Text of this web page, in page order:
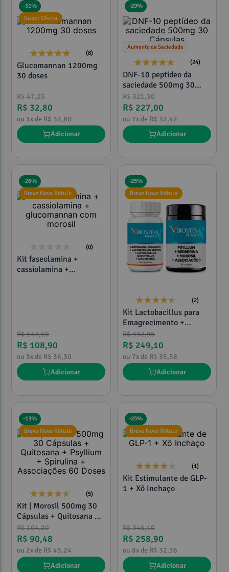
-31%
Super Oferta
(8)
Glucomannan 1200mg
30 doses
R$47,25
R$ 32,80
ou 1x de R$ 32,80
Adicionar
-29%
Aumento da Saciedade
(24)
DNF-10 peptídeo da
saciedade 500mg 30
Cápsulas
R$321,30
R$ 227,00
ou 7x de R$ 32,42
Adicionar
-26%
Breve Novo Rótulo
(0)
Kit faseolamina +
cassiolamina +
R$147,10
R$ 108,90
ou 3x de R$ 36,30
Adicionar
-25%
Breve Novo Rótulo
(2)
Kit Lactobacillus para
Emagrecimento +
Estimulante de GLP-1
R$332,95
R$ 249,10
ou 7x de R$ 35,58
Adicionar
-13%
Breve Novo Rótulo
(5)
Kit | Morosil 500mg 30
Cápsulas + Quitosana +
Psyllium + Spirulina +
Associações 60 Doses
R$104,20
R$ 90,48
ou 2x de R$ 45,24
Adicionar
-25%
Breve Novo Rótulo
(1)
Kit Estimulante de GLP-
1 + Xô Inchaço
R$346,10
R$ 258,90
ou 8x de R$ 32,36
Adicionar